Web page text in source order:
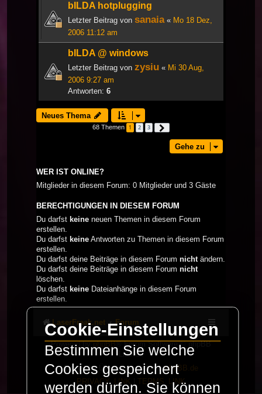
bILDA hotplugging
Letzter Beitrag von sanaia« Mo 18 Dez,
2006 11:12 am
bILDA @ windows
Letzter Beitrag von zysiu « Mi 30 Aug,
2006 9:27 am
Antworten: 6
Neues Thema
68 Themen 1 2 3
Gehe zu
WER IST ONLINE?
Mitglieder in diesem Forum: 0 Mitglieder und 3 Gäste
BERECHTIGUNGEN IN DIESEM FORUM
Du darfst keine neuen Themen in diesem Forum
erstellen.
Du darfst keine Antworten zu Themen in diesem Forum
erstellen.
Du darfst deine Beiträge in diesem Forum nichtändern.
Du darfst deine Beiträge in diesem Forum nicht
löschen.
Du darfst keine Dateianhänge in diesem Forum
erstellen.
LaserFreak.net Forum
Powered byphpBB® Forum Software © phpBB
Limited
Deutsche Übersetzung durchphpBB.de
PRIVACY_LINK
TERMS_LINK
Cookie-Einstellungen
Bestimmen Sie welche
Cookies gespeichert
werden dürfen. Sie können